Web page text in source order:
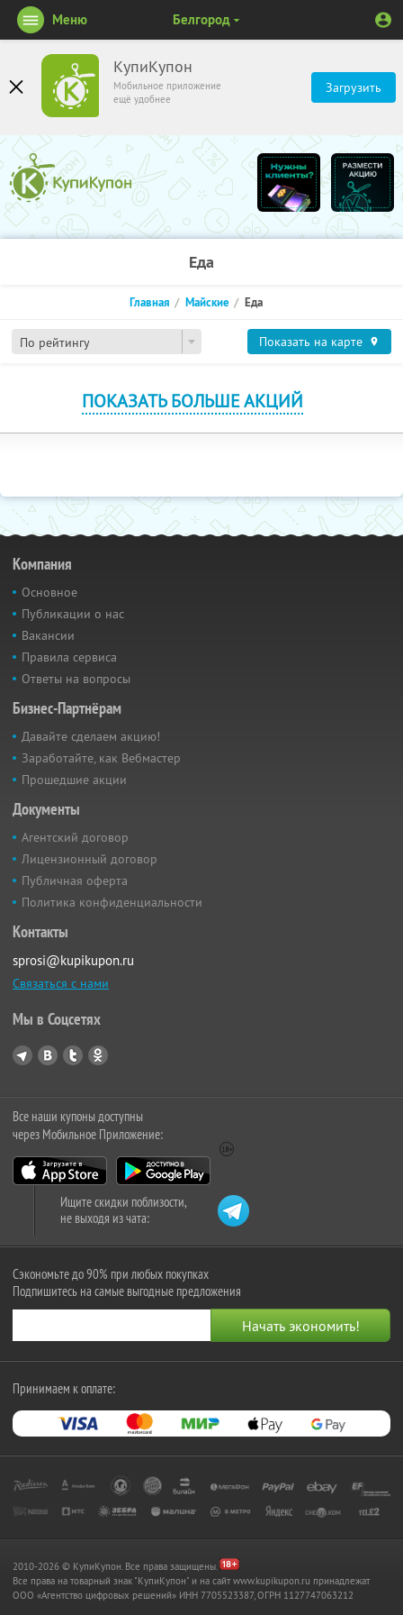
КупиКупон
Мобильное приложение
ещё удобнее
Загрузить
Меню Белгород
Еда
По рейтингу
Главная Майские Еда
Показать на карте
ПОКАЗАТЬ БОЛЬШЕ АКЦИЙ
Компания
Основное
Публикации о нас
Вакансии
Правила сервиса
Ответы на вопросы
Бизнес-Партнёрам
Давайте сделаем акцию!
Заработайте, как Вебмастер
Прошедшие акции
Документы
Агентский договор
Лицензионный договор
Публичная оферта
Политика конфиденциальности
Контакты
sprosi@kupikupon.ru
Связаться с нами
Мы в Соцсетях
Все наши купоны доступны
через Мобильное Приложение:
Ищите скидки поблизости,
не выходя из чата:
Сэкономьте до 90% при любых покупках
Подпишитесь на самые выгодные предложения
Принимаем к оплате:
2010-2026 © КупиКупон. Все права защищены.
Все права на товарный знак "КупиКупон" и на сайт www.kupikupon.ru принадлежат
OOO «Агентство цифровых решений» ИНН 7705523387, ОГРН 1127747063212